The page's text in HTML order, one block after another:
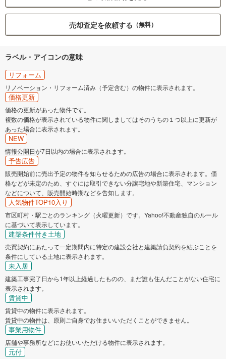
売却査定を依頼する （無料）
ラベル・アイコンの意味
リフォーム
リノベーション・リフォーム済み（予定含む）の物件に表示されます。
価格更新
価格の更新があった物件です。
複数の価格が表示されている物件に関しましてはそのうちの１つ以上に更新が
あった場合に表示されます。
NEW
情報公開日が7日以内の場合に表示されます。
予告広告
販売開始前に売出予定の物件を知らせるための広告の場合に表示されます。価
格などが未定のため、すぐには取引できない分譲宅地や新築住宅、マンション
などについて、販売開始時期などを告知します。
人気物件TOP10入り
市区町村・駅ごとのランキング（火曜更新）です。Yahoo!不動産独自のルール
に基づいて表示しています。
建築条件付き土地
売買契約にあたって一定期間内に特定の建設会社と建築請負契約を結ぶことを
条件にしている土地に表示されます。
未入居
建築工事完了日から1年以上経過したものの、まだ誰も住んだことがない住宅に
表示されます。
賃貸中
賃貸中の物件に表示されます。
賃貸中の物件は、原則ご自身でお住まいいただくことができません。
事業用物件
店舗や事務所などにお使いいただける物件に表示されます。
元付